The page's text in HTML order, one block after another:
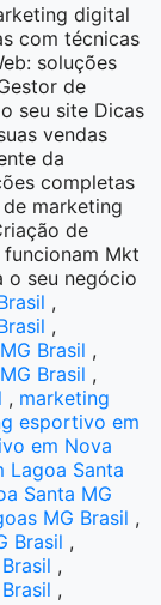
digital
com técnicas
soluções
de
seu site Dicas
vendas
da
completas
marketing
de
Mkt
o seu negócio
,
,
Brasil ,
Brasil ,
, marketing
esportivo em
em Nova
Lagoa Santa
Santa MG
MG Brasil ,
Brasil ,
,
,